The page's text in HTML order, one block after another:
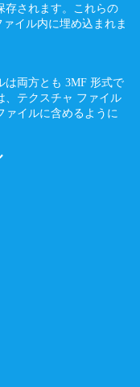
存されます。これらの
イル内に埋め込まれま
は両方とも 3MF 形式で
、テクスチャ ファイル
ァイルに含めるように